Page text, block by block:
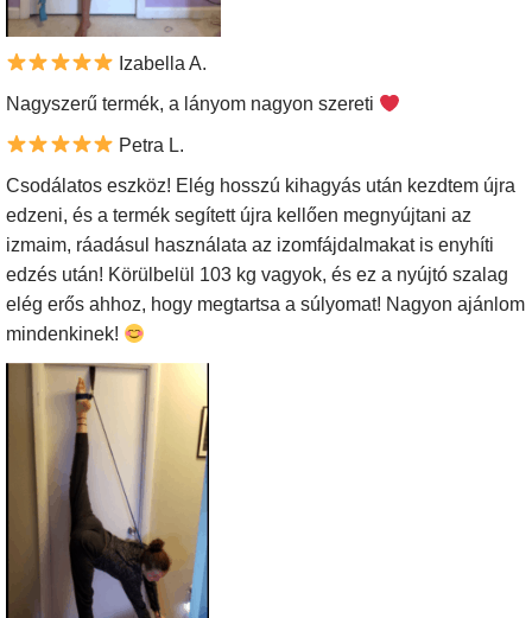
Izabella A.
Nagyszerű termék, a lányom nagyon szereti
Petra L.
Csodálatos eszköz! Elég hosszú kihagyás után kezdtem újra
edzeni, és a termék segített újra kellően megnyújtani az
izmaim, ráadásul használata az izomfájdalmakat is enyhíti
edzés után! Körülbelül 103 kg vagyok, és ez a nyújtó szalag
elég erős ahhoz, hogy megtartsa a súlyomat! Nagyon ajánlom
mindenkinek!